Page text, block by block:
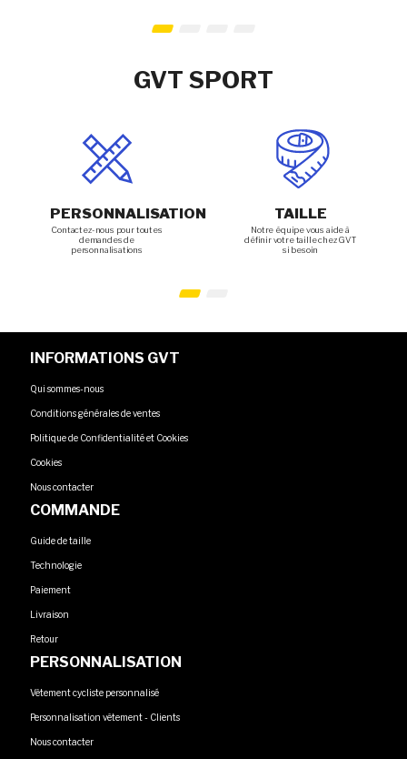
Ajouter au panier
GVT SPORT
PERSONNALISATION
Contactez-nous pour toutes
demandes de
personnalisations
TAILLE
Notre équipe vous aide à
définir votre taille chez GVT
si besoin
INFORMATIONS GVT
Qui sommes-nous
Conditions générales de ventes
Politique de Confidentialité et Cookies
Cookies
Nous contacter
COMMANDE
Guide de taille
Technologie
Paiement
Livraison
Retour
PERSONNALISATION
Vêtement cycliste personnalisé
Personnalisation vêtement - Clients
Nous contacter